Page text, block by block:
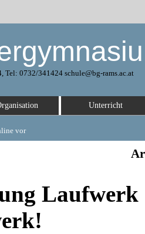
Tel: 0732/341424 schule@bg-rams.ac.at
vor
Unterricht